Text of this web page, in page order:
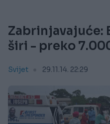
Zabrinjavajuće:
širi - preko
Svijet 29.11.14. 22:29